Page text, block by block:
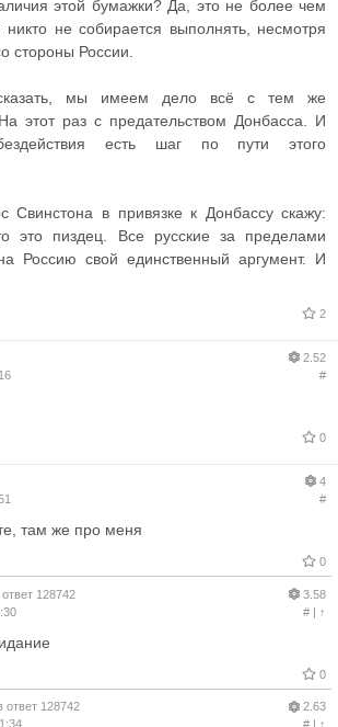
этой бумажки? Да, это не более чем
не собирается выполнять, несмотря
стороны России.
мы имеем дело всё с тем же
этот раз с предательством Донбасса. И
есть шаг по пути этого
Свинстона в привязке к Донбассу скажу:
это пиздец. Все русские за пределами
Россию свой единственный аргумент. И
2
2.52
#
0
4
#
там же про меня
0
128742
3.58
#| ↑
0
ответ 128742
2.63
#| ↑